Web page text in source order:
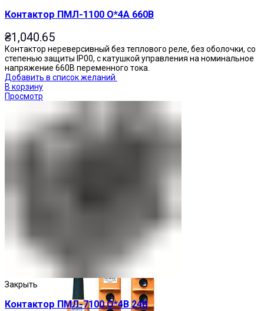
Контактор ПМЛ-1100 О*4А 660В
₴1,040.65
Контактор нереверсивный без теплового реле, без оболочки, со
степенью защиты IP00, с катушкой управления на номинальное
напряжение 660В переменного тока.
Добавить в список желаний
В корзину
Просмотр
Закрыть
Контактор ПМЛ-7100 О*4В 24В